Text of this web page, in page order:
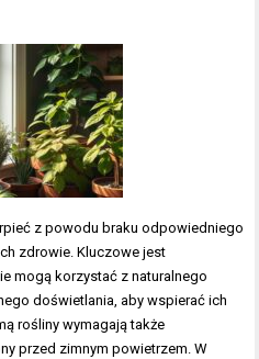
z powodu braku odpowiedniego
zdrowie. Kluczowe jest
mogą korzystać z naturalnego
doświetlania, aby wspierać ich
rośliny wymagają także
przed zimnym powietrzem. W